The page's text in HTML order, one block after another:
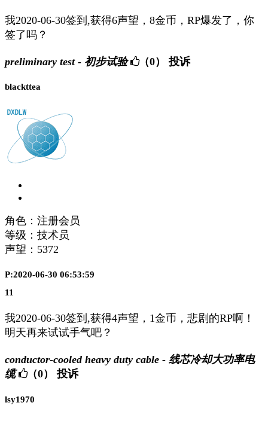
我2020-06-30签到,获得6声望，8金币，RP爆发了，你
签了吗？
preliminary test - 初步试验 （0） 投诉
blackttea
角色：注册会员
等级：技术员
声望： 5372
P:2020-06-30 06:53:59
11
我2020-06-30签到,获得4声望，1金币，悲剧的RP啊！
明天再来试试手气吧？
conductor-cooled heavy duty cable - 线芯冷却大功率电
缆
（0） 投诉
lsy1970